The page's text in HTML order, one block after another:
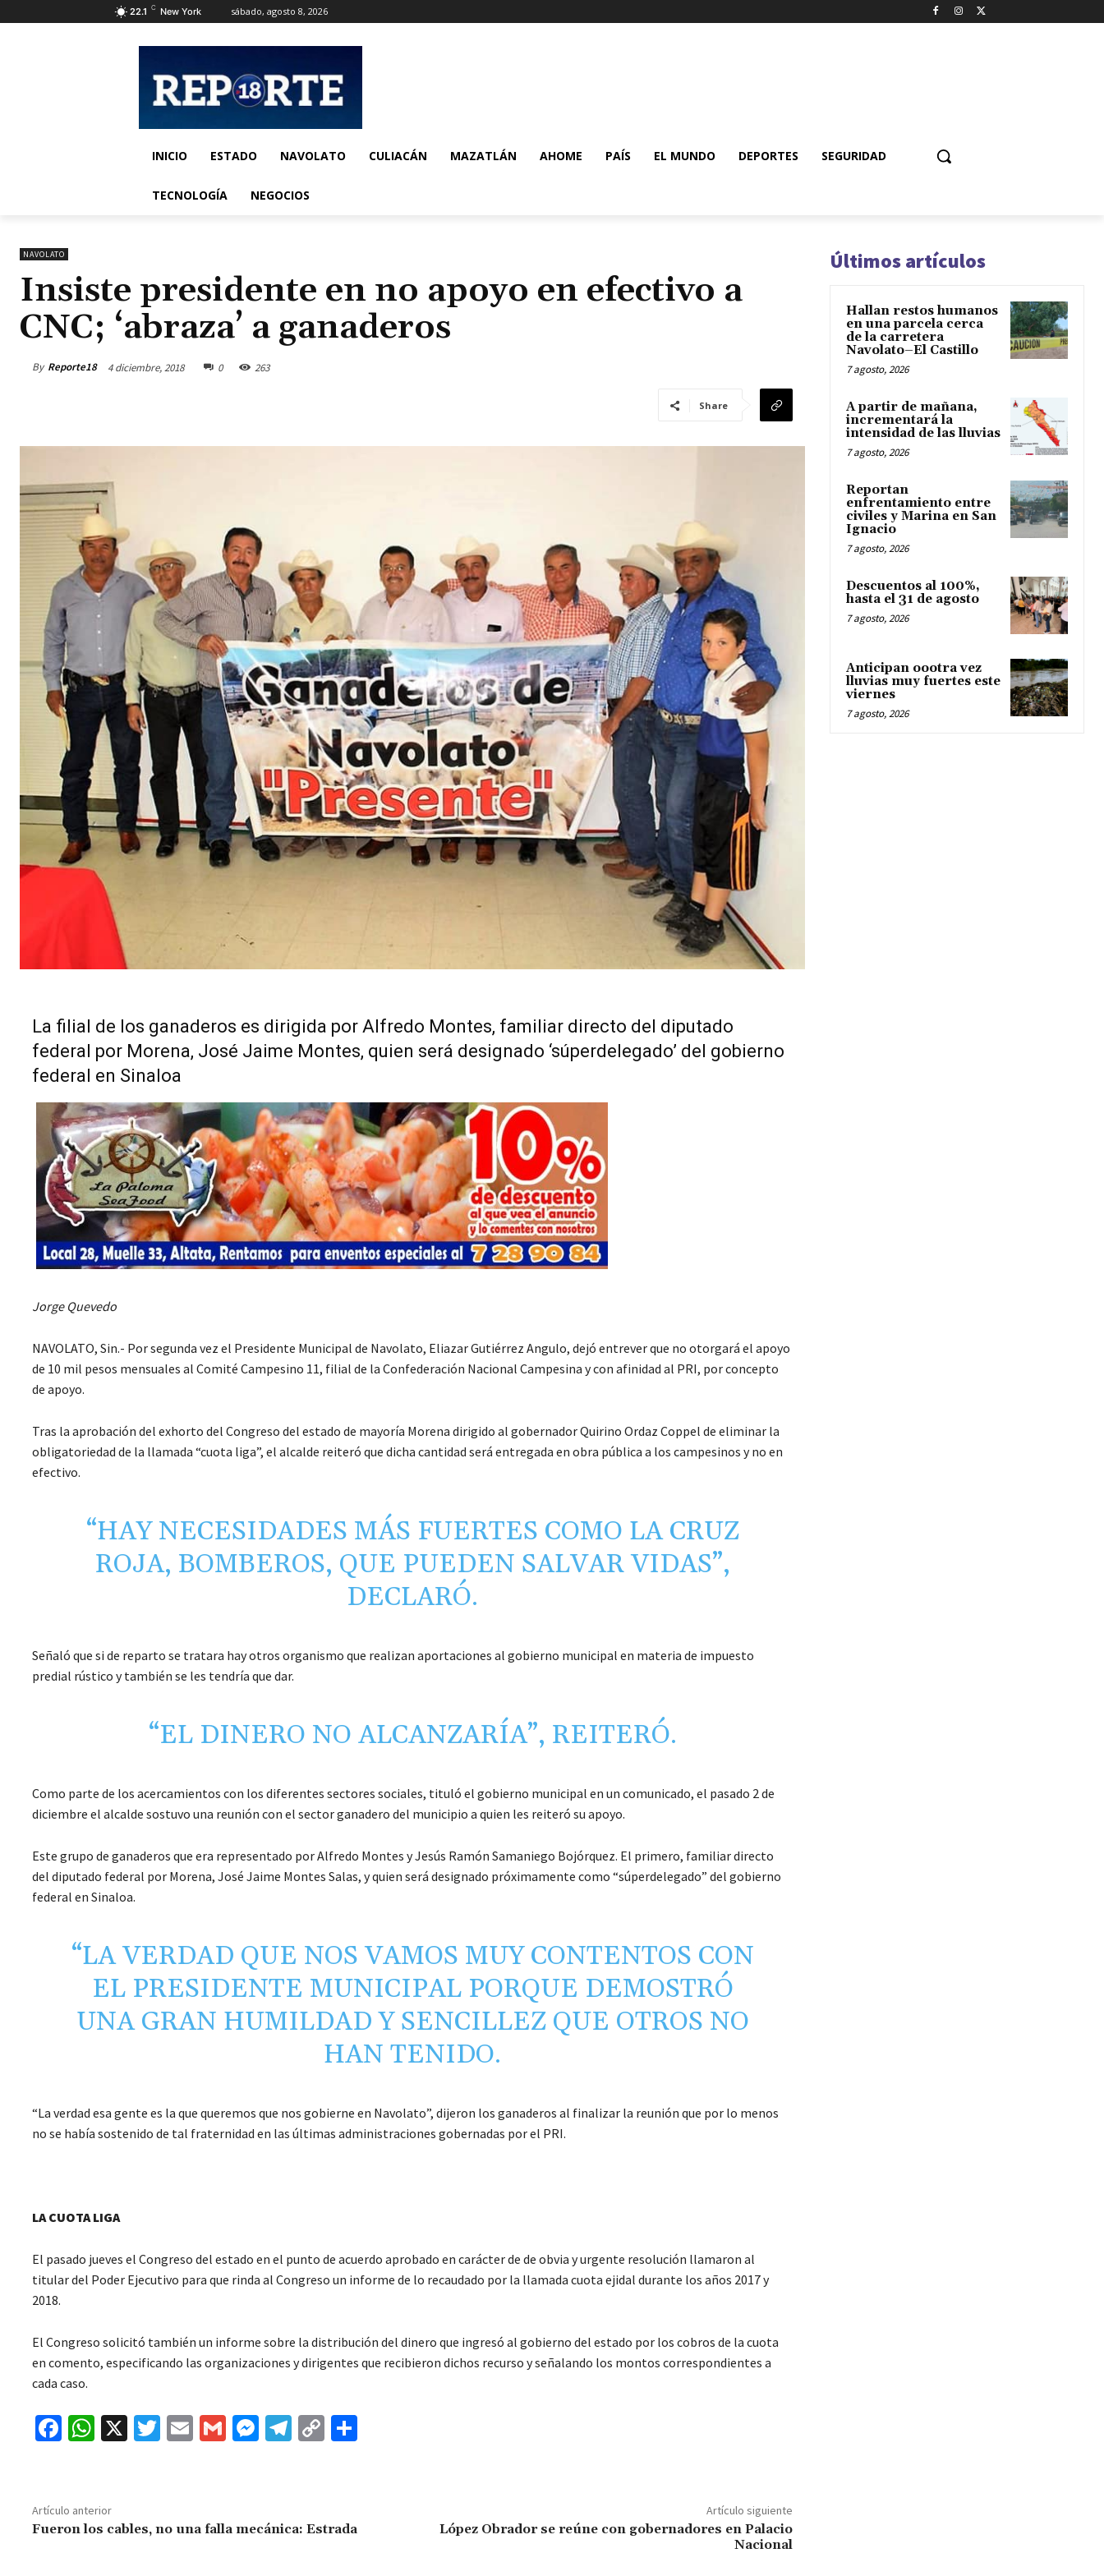
22.1 C New York sábado, agosto 8, 2026
INICIO ESTADO NAVOLATO CULIACÁN MAZATLÁN AHOME PAÍS EL MUNDO DEPORTES SEGURIDAD
TECNOLOGÍA NEGOCIOS
NAVOLATO
Insiste presidente en no apoyo en efectivo a
CNC; ‘abraza’ a ganaderos
By Reporte18 4 diciembre, 2018 0 263
Share
La filial de los ganaderos es dirigida por Alfredo Montes, familiar directo del diputado
federal por Morena, José Jaime Montes, quien será designado ‘súperdelegado’ del gobierno
federal en Sinaloa
Jorge Quevedo
NAVOLATO, Sin.- Por segunda vez el Presidente Municipal de Navolato, Eliazar Gutiérrez Angulo, dejó entrever que no otorgará el apoyo
de 10 mil pesos mensuales al Comité Campesino 11, filial de la Confederación Nacional Campesina y con afinidad al PRI, por concepto
de apoyo.
Tras la aprobación del exhorto del Congreso del estado de mayoría Morena dirigido al gobernador Quirino Ordaz Coppel de eliminar la
obligatoriedad de la llamada “cuota liga”, el alcalde reiteró que dicha cantidad será entregada en obra pública a los campesinos y no en
efectivo.
“HAY NECESIDADES MÁS FUERTES COMO LA CRUZ
ROJA, BOMBEROS, QUE PUEDEN SALVAR VIDAS”,
DECLARÓ.
Señaló que si de reparto se tratara hay otros organismo que realizan aportaciones al gobierno municipal en materia de impuesto
predial rústico y también se les tendría que dar.
“EL DINERO NO ALCANZARÍA”, REITERÓ.
Como parte de los acercamientos con los diferentes sectores sociales, tituló el gobierno municipal en un comunicado, el pasado 2 de
diciembre el alcalde sostuvo una reunión con el sector ganadero del municipio a quien les reiteró su apoyo.
Este grupo de ganaderos que era representado por Alfredo Montes y Jesús Ramón Samaniego Bojórquez. El primero, familiar directo
del diputado federal por Morena, José Jaime Montes Salas, y quien será designado próximamente como “súperdelegado” del gobierno
federal en Sinaloa.
“LA VERDAD QUE NOS VAMOS MUY CONTENTOS CON
EL PRESIDENTE MUNICIPAL PORQUE DEMOSTRÓ
UNA GRAN HUMILDAD Y SENCILLEZ QUE OTROS NO
HAN TENIDO.
“La verdad esa gente es la que queremos que nos gobierne en Navolato”, dijeron los ganaderos al finalizar la reunión que por lo menos
no se había sostenido de tal fraternidad en las últimas administraciones gobernadas por el PRI.
LA CUOTA LIGA
El pasado jueves el Congreso del estado en el punto de acuerdo aprobado en carácter de de obvia y urgente resolución llamaron al
titular del Poder Ejecutivo para que rinda al Congreso un informe de lo recaudado por la llamada cuota ejidal durante los años 2017 y
2018.
El Congreso solicitó también un informe sobre la distribución del dinero que ingresó al gobierno del estado por los cobros de la cuota
en comento, especificando las organizaciones y dirigentes que recibieron dichos recurso y señalando los montos correspondientes a
cada caso.
Fa
o
o
W
sA
p
X
T
E
G
M
ge
Te
m
C
Li
Artículo anterior
Fueron los cables, no una falla mecánica: Estrada
Artículo siguiente
López Obrador se reúne con gobernadores en Palacio
Nacional
Últimos artículos
Hallan restos humanos
en una parcela cerca
de la carretera
Navolato–El Castillo
7 agosto, 2026
A partir de mañana,
incrementará la
intensidad de las lluvias
7 agosto, 2026
Reportan
enfrentamiento entre
civiles y Marina en San
Ignacio
7 agosto, 2026
Descuentos al 100%,
hasta el 31 de agosto
7 agosto, 2026
Anticipan oootra vez
lluvias muy fuertes este
viernes
7 agosto, 2026